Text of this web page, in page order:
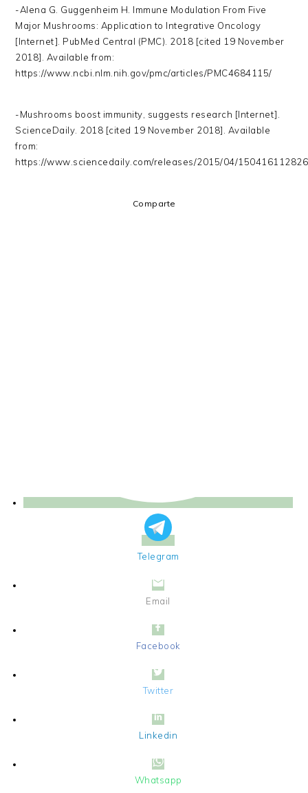
-Alena G. Guggenheim H. Immune Modulation From Five
Major Mushrooms: Application to Integrative Oncology
[Internet]. PubMed Central (PMC). 2018 [cited 19 November
2018]. Available from:
https://www.ncbi.nlm.nih.gov/pmc/articles/PMC4684115/
-Mushrooms boost immunity, suggests research [Internet].
ScienceDaily. 2018 [cited 19 November 2018]. Available
from:
https://www.sciencedaily.com/releases/2015/04/
Comparte
Telegram
Email
Facebook
Twitter
Linkedin
Whatsapp